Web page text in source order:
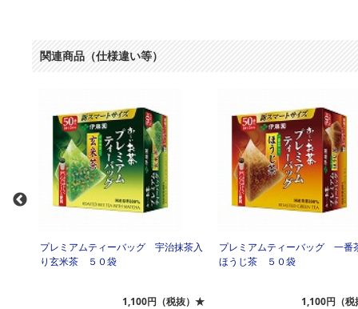
関連商品（仕様違い等）
プレミアムティーバッグ 宇治抹茶入
り玄米茶 ５０袋
1,100円（税抜）★
プレミアムティーバッグ 一番
ほうじ茶 ５０袋
1,100円（